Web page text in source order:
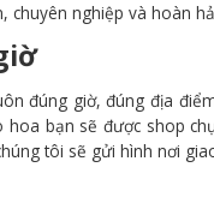
chuyên nghiệp và hoàn
đúng giờ, đúng địa
bạn sẽ được shop
tôi sẽ gửi hình nơi